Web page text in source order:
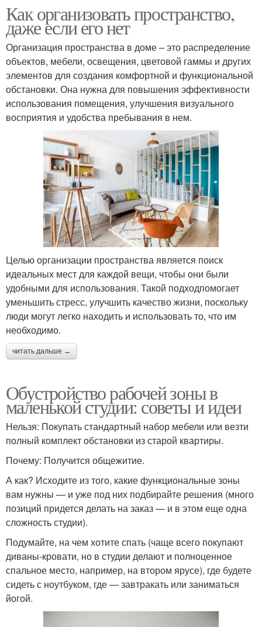
Как организовать пространство,
даже если его нет
Организация пространства в доме – это распределение
объектов, мебели, освещения, цветовой гаммы и других
элементов для создания комфортной и функциональной
обстановки. Она нужна для повышения эффективности
использования помещения, улучшения визуального
восприятия и удобства пребывания в нем.
Целью организации пространства является поиск
идеальных мест для каждой вещи, чтобы они были
удобными для использования. Такой подходпомогает
уменьшить стресс, улучшить качество жизни, поскольку
люди могут легко находить и использовать то, что им
необходимо.
читать дальше →
Обустройство рабочей зоны в
маленькой студии: советы и идеи
Нельзя: Покупать стандартный набор мебели или везти
полный комплект обстановки из старой квартиры.
Почему: Получится общежитие.
А как? Исходите из того, какие функциональные зоны
вам нужны — и уже под них подбирайте решения (много
позиций придется делать на заказ — и в этом еще одна
сложность студии).
Подумайте, на чем хотите спать (чаще всего покупают
диваны-кровати, но в студии делают и полноценное
спальное место, например, на втором ярусе), где будете
сидеть с ноутбуком, где — завтракать или заниматься
йогой.